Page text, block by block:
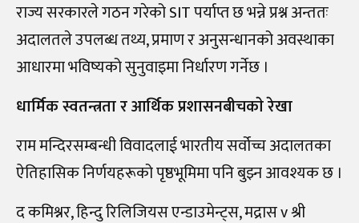
राज्य सरकारले गठन गरेको SIT पर्याप्त छ भन्ने प्रश्न अन्ततः
अदालतले उपलब्ध तथ्य, प्रमाण र अनुसन्धानको अवस्थाका
आधारमा भविष्यको सुनुवाइमा निर्धारण गर्नेछ ।
धार्मिक स्वतन्त्रता र आर्थिक प्रशासनबीचकाे रेखा
राम मन्दिरसम्बन्धी विवादलाई भारतीय सर्वोच्च अदालतका
ऐतिहासिक निर्णयहरूको पृष्ठभूमिमा पनि बुझ्न आवश्यक छ ।
द कमिश्नर, हिन्दु रिलिजियस एन्डाउमेन्ट्स, मद्रास v श्री